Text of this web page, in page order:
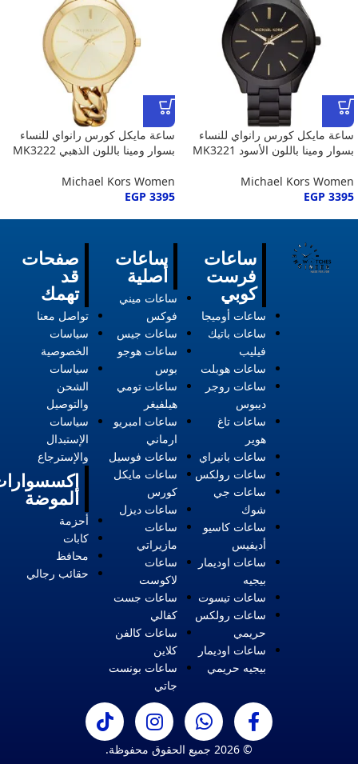
ساعة مايكل كورس رانواي للنساء
بسوار ومينا باللون الأسود MK3221
Michael Kors Women
EGP 3395
ساعة مايكل كورس رانواي للنساء
بسوار ومينا باللون الذهبي MK3222
Michael Kors Women
EGP 3395
صفحات
قد
تهمك
تواصل معنا
سياسات
الخصوصية
سياسات
الشحن
والتوصيل
سياسات
الإستبدال
والإسترجاع
الموضة
أحزمة
كابات
محافظ
حقائب رجالي
ساعات
أصلية
ساعات ميني
فوكس
ساعات جيس
ساعات هوجو
بوس
ساعات تومي
هيلفيغر
ساعات امبريو
ارماني
ساعات فوسيل
ساعات مايكل
كورس
ساعات ديزل
ساعات
مازيراتي
ساعات
لاكوست
ساعات جست
كفالي
ساعات كالفن
كلاين
ساعات بونست
جاتي
ساعات
فرست
كوبي
ساعات أوميجا
ساعات باتيك
فيليب
ساعات هوبلت
ساعات روجر
ديبوس
ساعات تاغ
هوير
ساعات بانيراي
ساعات رولكس
ساعات جي
شوك
ساعات كاسيو
أديفيس
ساعات اوديمار
بيجيه
ساعات تيسوت
ساعات رولكس
حريمي
ساعات اوديمار
بيجيه حريمي
© 2026 جميع الحقوق محفوظة.